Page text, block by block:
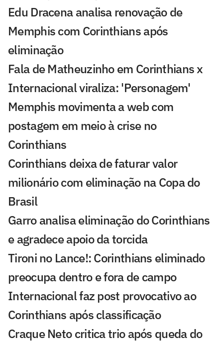
Edu Dracena analisa renovação de
Memphis com Corinthians após
eliminação
Fala de Matheuzinho em Corinthians x
Internacional viraliza: 'Personagem'
Memphis movimenta a web com
postagem em meio à crise no
Corinthians
Corinthians deixa de faturar valor
milionário com eliminação na Copa do
Brasil
Garro analisa eliminação do Corinthians
e agradece apoio da torcida
Tironi no Lance!: Corinthians eliminado
preocupa dentro e fora de campo
Internacional faz post provocativo ao
Corinthians após classificação
Craque Neto critica trio após queda do